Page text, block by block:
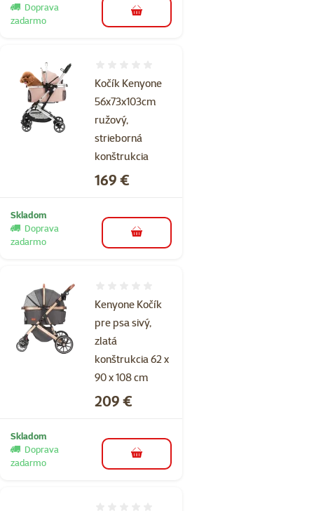
Doprava
zadarmo
do košíka
Kočík Kenyone
56x73x103cm
ružový,
strieborná
konštrukcia
Cena
169 €
Skladom
Doprava
zadarmo
do košíka
Kenyone Kočík
pre psa sivý,
zlatá
konštrukcia 62 x
90 x 108 cm
Cena
209 €
Skladom
Doprava
zadarmo
do košíka